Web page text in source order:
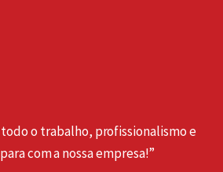
o trabalho, profissionalismo e
com a nossa empresa!”